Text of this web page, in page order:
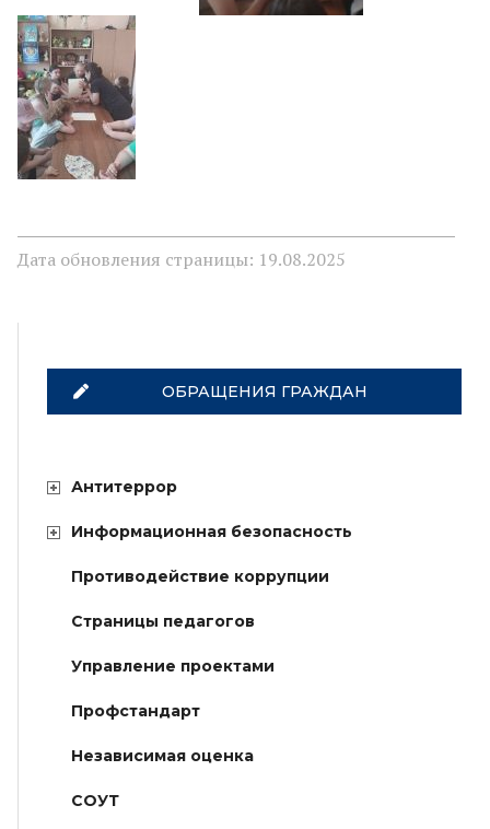
Дата обновления страницы: 19.08.2025
ОБРАЩЕНИЯ ГРАЖДАН
Антитеррор
Информационная безопасность
Противодействие коррупции
Страницы педагогов
Управление проектами
Профстандарт
Независимая оценка
СОУТ